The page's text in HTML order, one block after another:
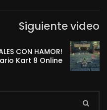
Siguiente video
CON HAMOR!
Kart 8 Online